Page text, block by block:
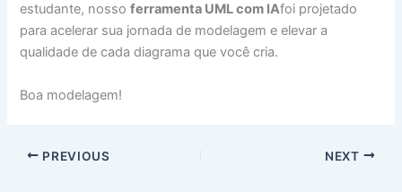
estudante, nossoferramenta UML com IAfoi projetado
para acelerar sua jornada de modelagem e elevar a
qualidade de cada diagrama que você cria.
Boa modelagem!
PREVIOUS NEXT